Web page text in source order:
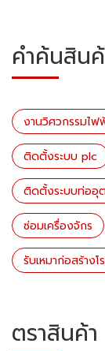
คำค้นสิน
งานวิศวกรรมไฟ
ติดตั้งระบบ plc
ติดตั้งระบบท่ออุ
ซ่อมเครื่องจักร
รับเหมาก่อสร้างโ
ตราสินค้า